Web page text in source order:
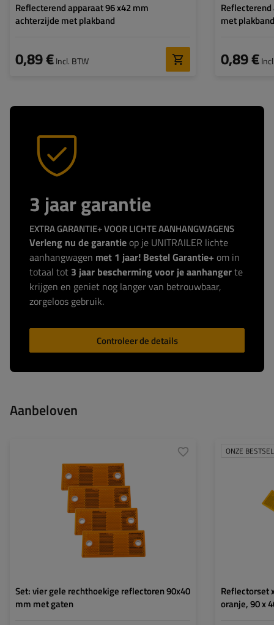
Reflecterend apparaat 96 x42 mm
achterzijde met plakband
0,89 €Incl. BTW
met plakband
0,89 €
3 jaar garantie
EXTRA GARANTIE+ VOOR LICHTE AANHANGWAGENS
Verleng nu de garantie op je UNITRAILER lichte
aanhangwagen met 1 jaar! Bestel Garantie+ om in
totaal tot 3 jaar bescherming voor je aanhangerte
krijgen en geniet nog langer van betrouwbaar,
zorgeloos gebruik.
Controleer de details
Aanbeloven
Set: vier gele rechthoekige reflectoren 90x40
mm met gaten
90 mm
5,3 mm
Bevestigingsmethode:
schroeven
ONZE
Reflectorset
oranje, 90 x